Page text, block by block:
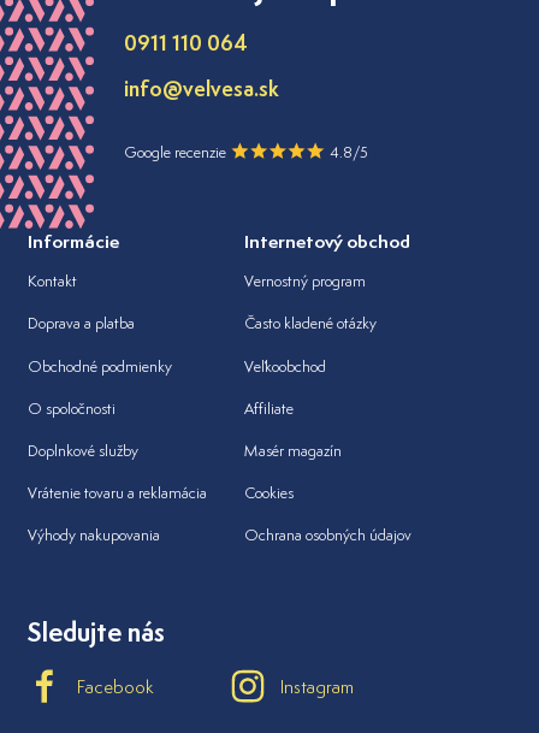
0911 110 064
info@velvesa.sk
Google recenzie 4.8/5
Informácie
Kontakt
Doprava a platba
Obchodné podmienky
O spoločnosti
Doplnkové služby
Vrátenie tovaru a reklamácia
Výhody nakupovania
Internetový obchod
Vernostný program
Často kladené otázky
Veľkoobchod
Affiliate
Masér magazín
Cookies
Ochrana osobných údajov
Sledujte nás
Facebook Instagram